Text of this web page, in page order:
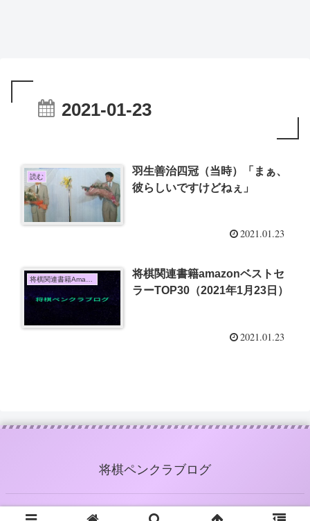
2021-01-23
読む
羽生善治四冠（当時）「まぁ、
彼らしいですけどねぇ」
2021.01.23
将棋関連書籍Amazon売上TOP10
将棋関連書籍amazonベストセ
ラーTOP30（2021年1月23日）
2021.01.23
将棋ペンクラブログ